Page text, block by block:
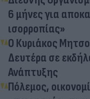
6 μήνες για
ισορροπίας»
Ο Κυριάκος
Δευτέρα σε
Ανάπτυξης
Πόλεμος,